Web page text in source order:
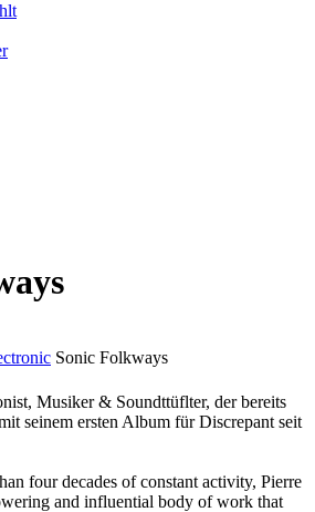
Sonic Folkways
Musiker & Soundttüflter, der bereits
seinem ersten Album für Discrepant seit
four decades of constant activity, Pierre
and influential body of work that